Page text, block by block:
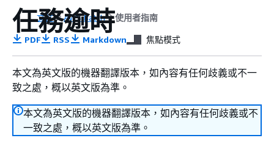
文件 AWS Batch 使用者指南
任務逾時
PDF RSS Markdown 焦點模式
本文為英文版的機器翻譯版本，如內容有任何歧義或不一
致之處，概以英文版為準。
本文為英文版的機器翻譯版本，如內容有任何歧義或不
一致之處，概以英文版為準。